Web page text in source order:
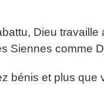
Dieu
Siennes comme
bénis et plus que